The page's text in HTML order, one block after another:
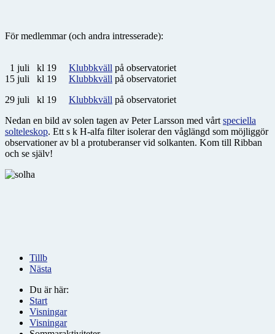
För medlemmar (och andra intresserade):
1 juli kl 19 Klubbkväll på observatoriet
15 juli kl 19 Klubbkväll på observatoriet
29 juli kl 19 Klubbkväll på observatoriet
Nedan en bild av solen tagen av Peter Larsson med vårt speciella
solteleskop. Ett s k H-alfa filter isolerar den våglängd som möjliggör
observationer av bl a protuberanser vid solkanten. Kom till Ribban
och se själv!
Tillb
Nästa
Du är här:
Start
Visningar
Visningar